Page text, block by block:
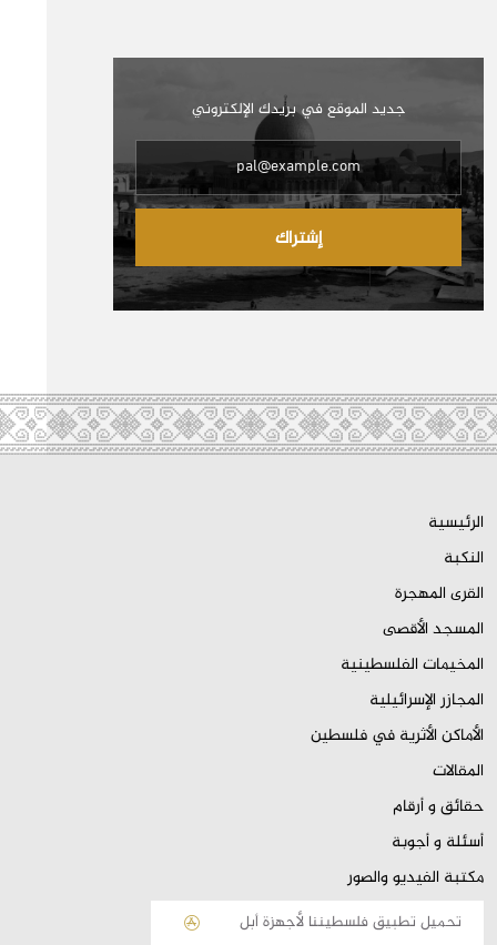
جديد الموقع في بريدك الإلكتروني
إشتراك
الرئيسية
النكبة
القرى المهجرة
المسجد الأقصى
المخيمات الفلسطينية
المجازر الإسرائيلية
الأماكن الأثرية في فلسطين
المقالات
حقائق و أرقام
أسئلة و أجوبة
مكتبة الفيديو والصور
تحميل تطبيق فلسطيننا لأجهزة أبل